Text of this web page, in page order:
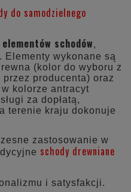
do samodzielnego
elementów schodów,
. Elementy wykonane są
(kolor do wyboru z
producenta) oraz
kolorze antracyt
za dopłatą,
terenie kraju dokonuje
zastosowanie w
schody drewniane
i satysfakcji.